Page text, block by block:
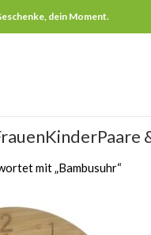
dein Moment.
KinderPaare
mit „Bambusuhr“